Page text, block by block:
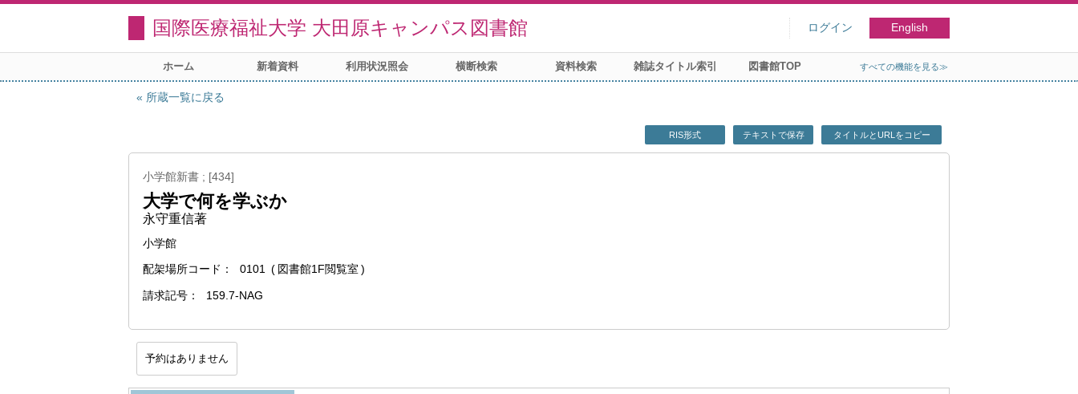
国際医療福祉大学 大田原キャンパス図書館 ログイン English
ホーム 新着資料 利用状況照会 横断検索 資料検索 雑誌タイトル索引 図書館TOP すべての機能を見る≫
所蔵一覧に戻る
RIS形式 テキストで保存 タイトルとURLをコピー
小学館新書 ; [434]
大学で何を学ぶか
永守重信著
小学館
配架場所コード
0101 図書館1F閲覧室
請求記号 159.7-NAG
予約はありません